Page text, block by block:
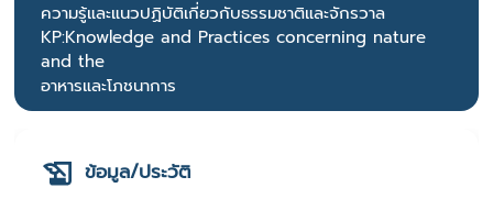
ความรู้และแนวปฏิบัติเกี่ยวกับธรรมชาติและจักรวาล
KP:Knowledge and Practices concerning nature
and the
อาหารและโภชนาการ
ข้อมูล/ประวัติ